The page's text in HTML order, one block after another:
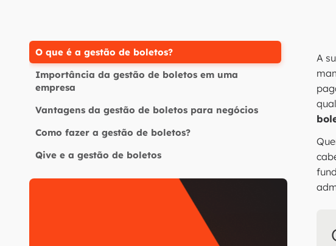
O que é a gestão de boletos?
Importância da gestão de boletos em uma
empresa
Vantagens da gestão de boletos para negócios
Como fazer a gestão de boletos?
Qive e a gestão de boletos
A